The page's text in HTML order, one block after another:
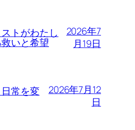
トがわたし
いと希望
2026年7
月19日
常を変
2026年7月12
日